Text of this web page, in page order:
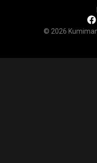
© 2026